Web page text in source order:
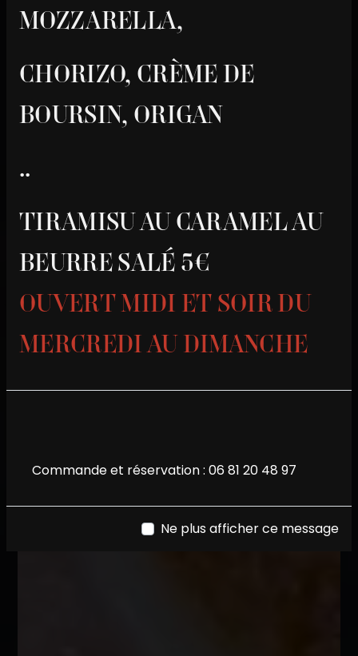
MOZZARELLA,
CHORIZO, CRÈME DE
BOURSIN, ORIGAN
..
TIRAMISU AU CARAMEL AU
BEURRE SALÉ 5€
OUVERT MIDI ET SOIR DU
MERCREDI AU DIMANCHE
Commande et réservation : 06 81 20 48 97
Ne plus afficher ce message